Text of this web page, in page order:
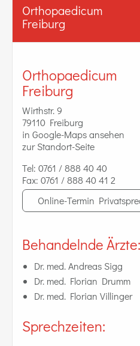
Orthopaedicum
Freiburg
Orthopaedicum
Freiburg
Wirthstr. 9
79110 Freiburg
in Google-Maps ansehen
zur Standort-Seite
Tel: 0761 / 888 40 40
Fax: 0761 / 888 40 41 2
Online-Termin
Behandelnde Ärzte:
Dr. med. Andreas Sigg
Dr. med. Florian Drumm
Dr. med. Florian Villinger
Sprechzeiten: